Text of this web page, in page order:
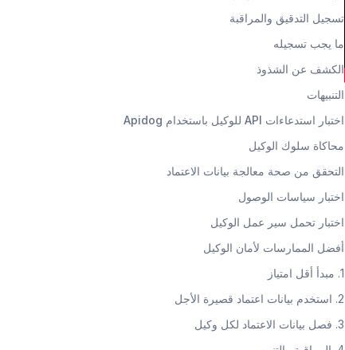
تسجيل التدقيق والمراقبة
ما يجب تسجيله
الكشف عن الشذوذ
التنبيهات
اختبار استدعاءات API للوكيل باستخدام Apidog
محاكاة سلوك الوكيل
التحقق من صحة معالجة بيانات الاعتماد
اختبار سياسات الوصول
اختبار تحمل سير عمل الوكيل
أفضل الممارسات لأمان الوكيل
1. مبدأ أقل امتياز
2. استخدم بيانات اعتماد قصيرة الأجل
3. فصل بيانات الاعتماد لكل وكيل